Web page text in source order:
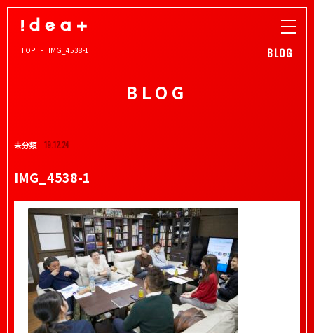
BLOG
TOP IMG_4538-1
BLOG
未分類 19.12.24
IMG_4538-1